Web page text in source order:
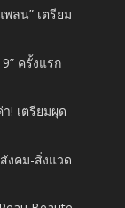
พลน” เตรียม
ครั้งแรก
! เตรียมผุด
งคม-สิ่งแวด